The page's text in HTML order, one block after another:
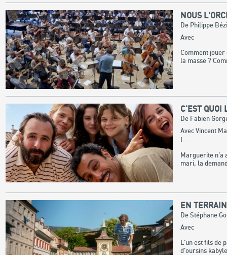
NOUS
De Philippe
Avec
Comment
la masse ?
C'EST QUOI
De Fabien
Avec Vincent
L...
Marguerite n’a
mari, la
EN
De Stéphane
Avec
L’un est fils de
d’oursins